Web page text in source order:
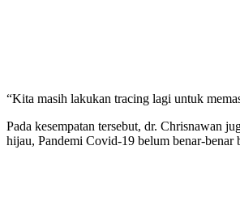
“Kita masih lakukan tracing lagi untuk
Pada kesempatan tersebut, dr. Chrisnawan
hijau, Pandemi Covid-19 belum benar-